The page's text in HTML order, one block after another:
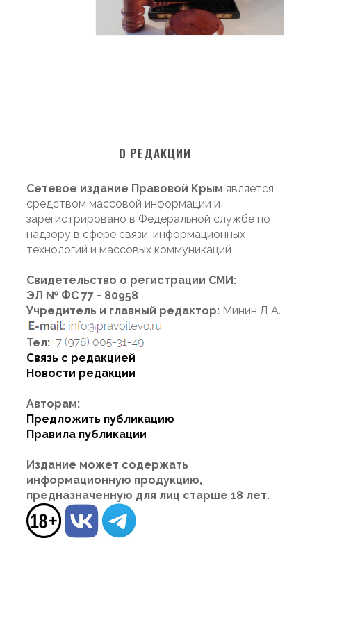
О РЕДАКЦИИ
Сетевое издание Правовой Крым является
средством массовой информации и
зарегистрировано в Федеральной службе по
надзору в сфере связи, информационных
технологий и массовых коммуникаций
Свидетельство о регистрации СМИ:
ЭЛ № ФС 77 - 80958
Учредитель и главный редактор: Минин Д.А.
Тел:
Связь с редакцией
Новости редакции
Авторам:
Предложить публикацию
Правила публикации
Издание может содержать
информационную продукцию,
предназначенную для лиц старше 18 лет.